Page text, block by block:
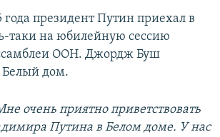
года президент Путин приехал в
таки на юбилейную сессию
ООН. Джордж Буш
Белый дом.
очень приятно приветствовать
Путина в Белом доме. У нас